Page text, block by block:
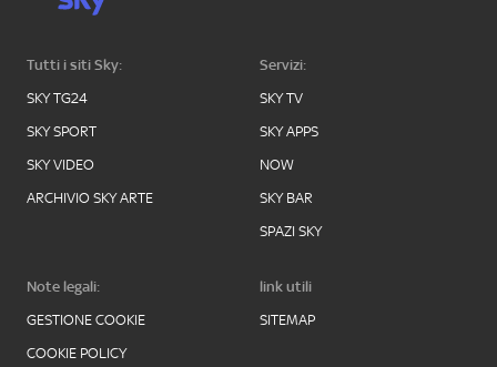
Tutti i siti Sky:
SKY TG24
SKY SPORT
SKY VIDEO
ARCHIVIO SKY ARTE
Servizi:
SKY TV
SKY APPS
NOW
SKY BAR
SPAZI SKY
Note legali:
GESTIONE COOKIE
COOKIE POLICY
link utili
SITEMAP